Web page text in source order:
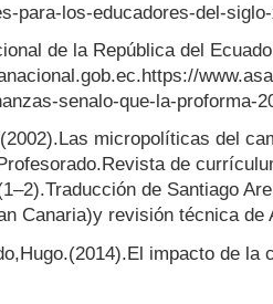
para-los-educadores-del-
de la República del
senalo-que-la-proforma-
micropolíticas del
de
de Santiago
Canaria)y revisión técnica de
impacto de la